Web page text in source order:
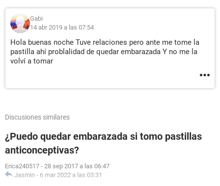
Gabi
14 abr 2019 a las 07:54
Hola buenas noche Tuve relaciones pero ante me tome la
pastilla ahí problalidad de quedar embarazada Y no me la
volví a tomar
Discusiones similares
¿Puedo quedar embarazada si tomo pastillas
anticonceptivas?
Erica240517 - 28 sep 2017 a las 06:47
Jasmin - 6 mar 2022 a las 03:31